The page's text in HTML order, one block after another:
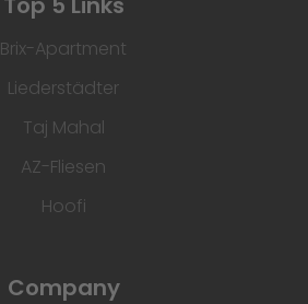
Brix-Apartment
Liederstädter
Taj Mahal
AZ-Fliesen
Hoofi
Company